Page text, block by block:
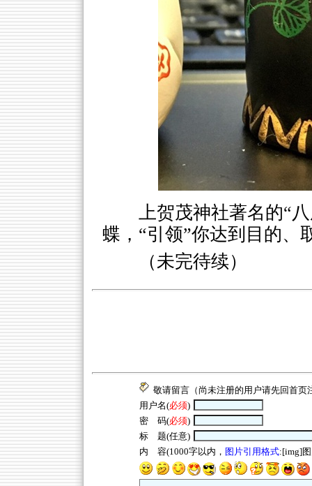
上贺茂神社著名的“
蝶，“引领”你达到目的、
（未完待续）
敬请留言（尚未注册的用户请先回首页
用户名(必须)
密 码(必须)
标 题(任意)
内 容(1000字以内， 图片引用格式:[img]